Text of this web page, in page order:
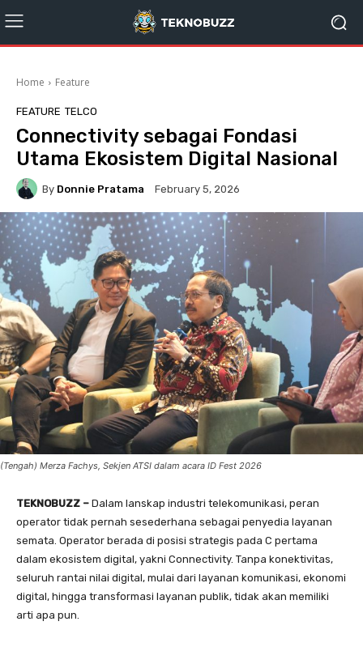
Home Feature
FEATURE TELCO
Connectivity sebagai Fondasi
Utama Ekosistem Digital Nasional
By Donnie Pratama February 5, 2026
(Tengah) Merza Fachys, Sekjen ATSI dalam acara ID Fest 2026
TEKNOBUZZ – Dalam lanskap industri telekomunikasi, peran
operator tidak pernah sesederhana sebagai penyedia layanan
semata. Operator berada di posisi strategis pada C pertama
dalam ekosistem digital, yakni Connectivity. Tanpa konektivitas,
seluruh rantai nilai digital, mulai dari layanan komunikasi, ekonomi
digital, hingga transformasi layanan publik, tidak akan memiliki
arti apa pun.